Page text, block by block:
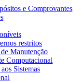
e Comprovantes
restritos
Manutenção
Computacional
Sistemas